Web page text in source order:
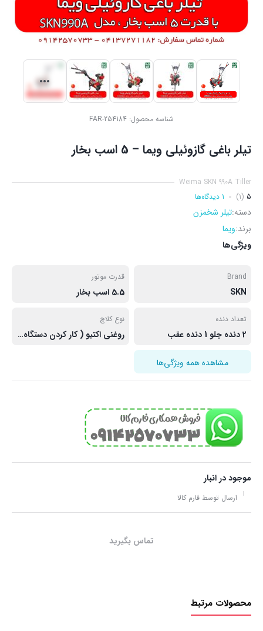
شناسه محصول: FAR-254184
تیلر باغی گازوئیلی ویما – 5 اسب بخار
Weima SKN 990A Tiller
5
(1) 1 دیدگاه‌ها
دسته: تیلر شخمزن
برند: ویما
ویژگی‌ها
Brand
SKN
قدرت موتور
5.5 اسب بخار
تعداد دنده
2 دنده جلو 1 دنده عقب
نوع کلاچ
روغنی اکتیو ( کار کردن دستگاه فقط با فشار دادن کلاچ می باشد.)
مشاهده همه ویژگی‌ها
موجود در انبار
ارسال توسط فارم کالا
تماس بگیرید
محصولات مرتبط